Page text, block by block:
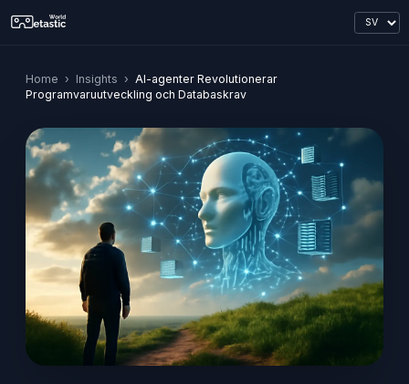
Home › Insights › AI-agenter Revolutionerar
Programvaruutveckling och Databaskrav